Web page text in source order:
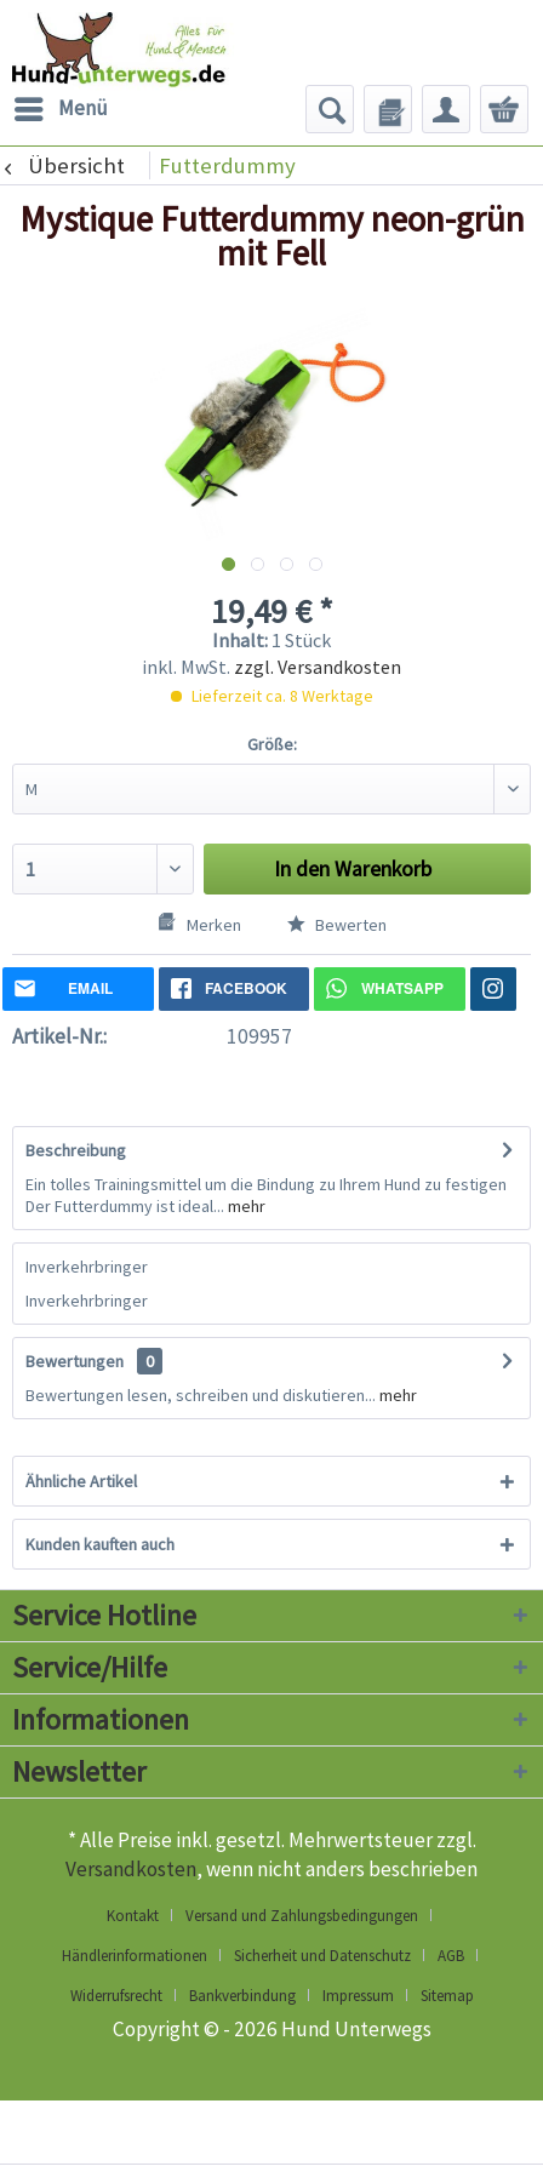
Menü
Übersicht Futterdummy
Mystique Futterdummy neon-grün
mit Fell
19,49 € *
Inhalt: 1 Stück
inkl. MwSt. zzgl. Versandkosten
Lieferzeit ca. 8 Werktage
Größe:
In denWarenkorb
Merken Bewerten
EMAIL FACEBOOK WHATSAPP
Artikel-Nr.: 109957
Beschreibung
Ein tolles Trainingsmittel um die Bindung zu Ihrem Hund zu festigen
Der Futterdummy ist ideal... mehr
Inverkehrbringer
Inverkehrbringer
Bewertungen
0
Bewertungen lesen, schreiben und diskutieren... mehr
Ähnliche Artikel
Kunden kauften auch
Service Hotline
Service/Hilfe
Informationen
Newsletter
* Alle Preise inkl. gesetzl. Mehrwertsteuer zzgl.
Versandkosten, wenn nicht anders beschrieben
Kontakt
Versand und Zahlungsbedingungen
Händlerinformationen
Sicherheit und Datenschutz
AGB
Widerrufsrecht
Bankverbindung Impressum Sitemap
Copyright © - 2026 Hund Unterwegs